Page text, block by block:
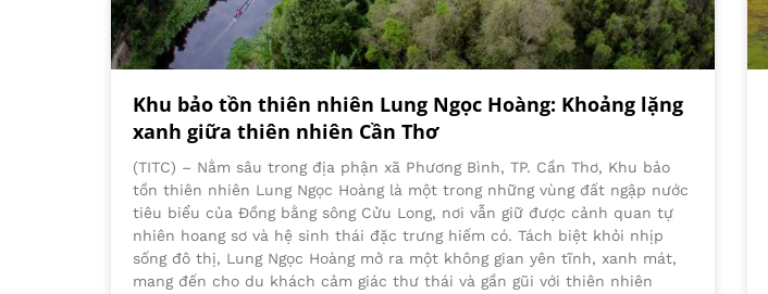
Khu bảo tồn thiên nhiên Lung Ngọc Hoàng: Khoảng lặng
xanh giữa thiên nhiên Cần Thơ
(TITC) – Nằm sâu trong địa phận xã Phương Bình, TP. Cần Thơ, Khu bảo
tồn thiên nhiên Lung Ngọc Hoàng là một trong những vùng đất ngập nước
tiêu biểu của Đồng bằng sông Cửu Long, nơi vẫn giữ được cảnh quan tự
nhiên hoang sơ và hệ sinh thái đặc trưng hiếm có. Tách biệt khỏi nhịp
sống đô thị, Lung Ngọc Hoàng mở ra một không gian yên tĩnh, xanh mát,
mang đến cho du khách cảm giác thư thái và gần gũi với thiên nhiên